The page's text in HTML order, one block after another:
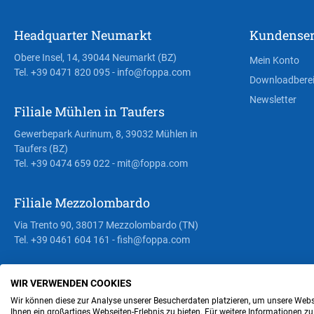
Headquarter Neumarkt
Obere Insel, 14, 39044 Neumarkt (BZ)
Tel. +39 0471 820 095- info@foppa.com
Filiale Mühlen in Taufers
Gewerbepark Aurinum, 8, 39032 Mühlen in
Taufers (BZ)
Tel. +39 0474 659 022 - mit@foppa.com
Filiale Mezzolombardo
Via Trento 90, 38017 Mezzolombardo (TN)
Tel. +39 0461 604 161 - fish@foppa.com
Mein Konto
Newsletter
Steuer- und MwSt.- Nr. IT00676670219
WIR VERWENDEN COOKIES
Wir können diese zur Analyse unserer Besucherdaten platzieren, um unsere
Ihnen ein großartiges Webseiten-Erlebnis zu bieten. Für weitere Informationen